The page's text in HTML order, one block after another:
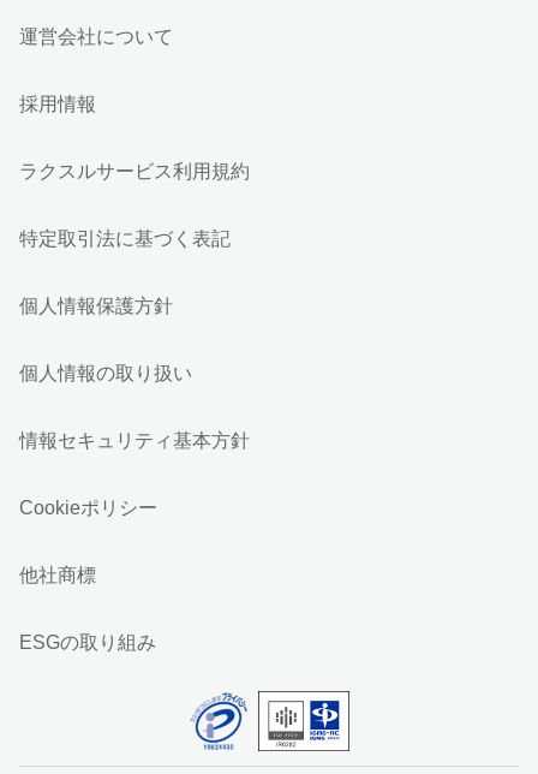
運営会社について
採用情報
ラクスルサービス利用規約
特定取引法に基づく表記
個人情報保護方針
個人情報の取り扱い
情報セキュリティ基本方針
Cookieポリシー
他社商標
ESGの取り組み